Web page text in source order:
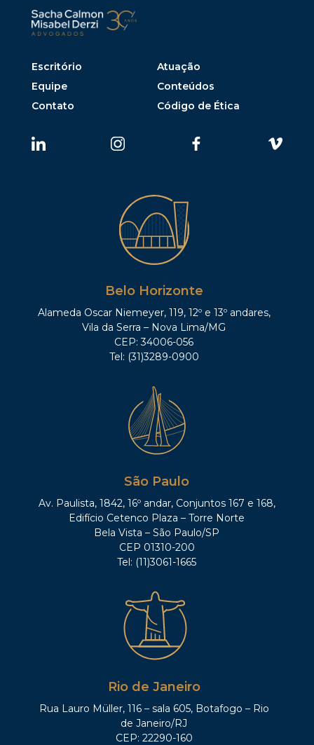
Escritório
Atuação
Equipe
Conteúdos
Contato
Código de Ética
Belo Horizonte
Alameda Oscar Niemeyer, 119, 12º e 13º andares,
Vila da Serra – Nova Lima/MG
CEP: 34006-056
Tel: (31)3289-0900
São Paulo
Av. Paulista, 1842, 16º andar, Conjuntos 167 e 168,
Edifício Cetenco Plaza – Torre Norte
Bela Vista – São Paulo/SP
CEP 01310-200
Tel: (11)3061-1665
Rio de Janeiro
Rua Lauro Müller, 116 – sala 605, Botafogo – Rio
de Janeiro/RJ
CEP: 22290-160